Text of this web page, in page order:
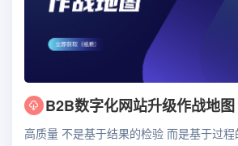
B2B数字化网站升级作战地图
高质量 不是基于结果的检验 而是基于过